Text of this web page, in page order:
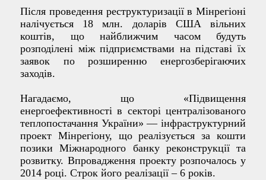
Після проведення реструктуризації в Мінрегіоні
налічується 18 млн. доларів США вільних
коштів, що найближчим часом будуть
розподілені між підприємствами на підставі їх
заявок по розширенню енергозберігаючих
заходів.
Нагадаємо, що «Підвищення
енергоефективності в секторі централізованого
теплопостачання України» — інфраструктурний
проект Мінрегіону, що реалізується за кошти
позики Міжнародного банку реконструкції та
розвитку. Впровадження проекту розпочалось у
2014 році. Строк його реалізації – 6 років.